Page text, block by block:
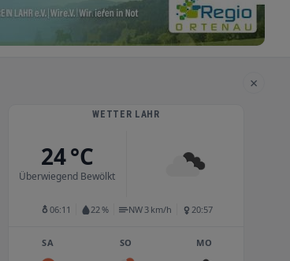
×
WETTER LAHR
24 °C
Überwiegend Bewölkt
06:11 22 % NW 3 km/h 20:57
SA SO MO